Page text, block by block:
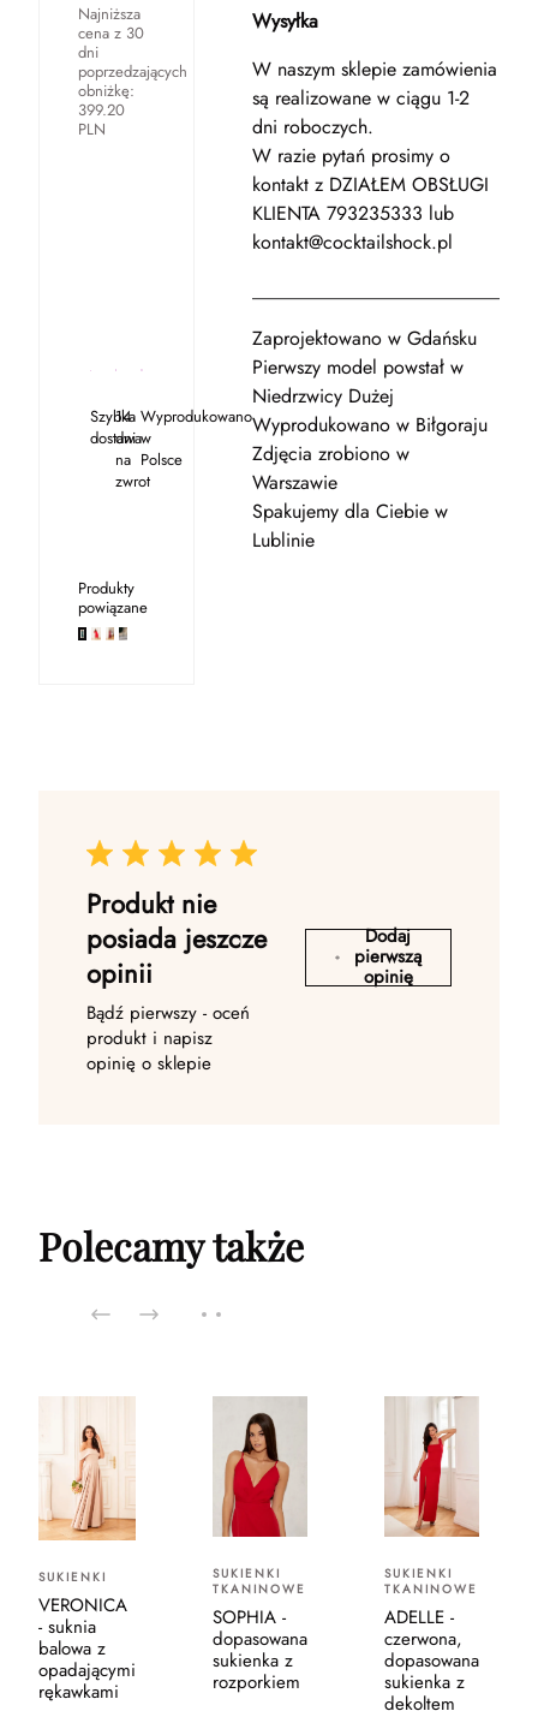
Najniższa
cena z 30
dni
poprzedzających
obniżkę:
399.20
PLN
Szybka
dostawa
14
dni
na
zwrot
Wyprodukowano
w
Polsce
Produkty
powiązane
Wysyłka
W naszym sklepie zamówienia
są realizowane w ciągu 1-2
dni roboczych.
W razie pytań prosimy o
kontakt z DZIAŁEM OBSŁUGI
KLIENTA 793235333 lub
kontakt@cocktailshock.pl
Zaprojektowano w Gdańsku
Pierwszy model powstał w
Niedrzwicy Dużej
Wyprodukowano w Biłgoraju
Zdjęcia zrobiono w
Warszawie
Spakujemy dla Ciebie w
Lublinie
Produkt nie
posiada jeszcze
opinii
Bądź pierwszy - oceń
produkt i napisz
opinię o sklepie
Dodaj
pierwszą
opinię
Polecamy także
SUKIENKI
VERONICA
- suknia
balowa z
opadającymi
rękawkami
SUKIENKI
TKANINOWE
SOPHIA -
dopasowana
sukienka z
rozporkiem
SUKIENKI
TKANINOWE
ADELLE -
czerwona,
dopasowana
sukienka z
dekoltem